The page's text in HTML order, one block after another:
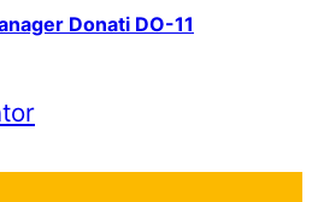
Donati DO-11